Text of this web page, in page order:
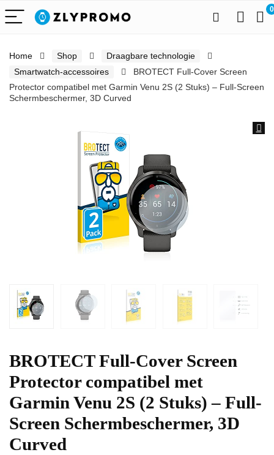
0
Home Shop
Draagbare technologie
Smartwatch-accessoires
BROTECT Full-Cover Screen
Protector compatibel met Garmin Venu 2S (2 Stuks) – Full-Screen
Schermbeschermer, 3D Curved
BROTECT Full-Cover Screen
Protector compatibel met
Garmin Venu 2S (2 Stuks) – Full-
Screen Schermbeschermer, 3D
Curved